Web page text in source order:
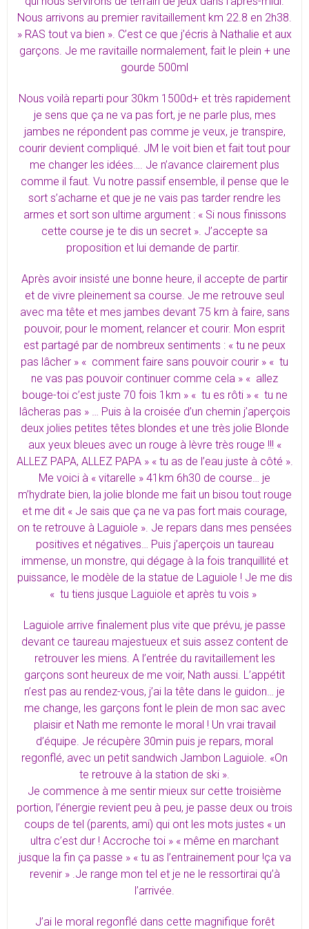
Nous arrivons au premier ravitaillement km 22.8 en 2h38.
» RAS tout va bien ». C’est ce que j’écris à Nathalie et aux
garçons. Je me ravitaille normalement, fait le plein + une
gourde 500ml
Nous voilà reparti pour 30km 1500d+ et très rapidement
je sens que ça ne va pas fort, je ne parle plus, mes
jambes ne répondent pas comme je veux, je transpire,
courir devient compliqué. JM le voit bien et fait tout pour
me changer les idées…. Je n’avance clairement plus
comme il faut. Vu notre passif ensemble, il pense que le
sort s’acharne et que je ne vais pas tarder rendre les
armes et sort son ultime argument : « Si nous finissons
cette course je te dis un secret ». J’accepte sa
proposition et lui demande de partir.
Après avoir insisté une bonne heure, il accepte de partir
et de vivre pleinement sa course. Je me retrouve seul
avec ma tête et mes jambes devant 75 km à faire, sans
pouvoir, pour le moment, relancer et courir. Mon esprit
est partagé par de nombreux sentiments : « tu ne peux
pas lâcher » « comment faire sans pouvoir courir » « tu
ne vas pas pouvoir continuer comme cela » « allez
bouge-toi c’est juste 70 fois 1km » « tu es rôti » « tu ne
lâcheras pas » … Puis à la croisée d’un chemin j’aperçois
deux jolies petites têtes blondes et une très jolie Blonde
aux yeux bleues avec un rouge à lèvre très rouge !!! «
ALLEZ PAPA, ALLEZ PAPA » « tu as de l’eau juste à côté ».
Me voici à « vitarelle » 41km 6h30 de course… je
m’hydrate bien, la jolie blonde me fait un bisou tout rouge
et me dit « Je sais que ça ne va pas fort mais courage,
on te retrouve à Laguiole ». Je repars dans mes pensées
positives et négatives… Puis j’aperçois un taureau
immense, un monstre, qui dégage à la fois tranquillité et
puissance, le modèle de la statue de Laguiole ! Je me dis
« tu tiens jusque Laguiole et après tu vois »
Laguiole arrive finalement plus vite que prévu, je passe
devant ce taureau majestueux et suis assez content de
retrouver les miens. A l’entrée du ravitaillement les
garçons sont heureux de me voir, Nath aussi. L’appétit
n’est pas au rendez-vous, j’ai la tête dans le guidon… je
me change, les garçons font le plein de mon sac avec
plaisir et Nath me remonte le moral ! Un vrai travail
d’équipe. Je récupère 30min puis je repars, moral
regonflé, avec un petit sandwich Jambon Laguiole. «On
te retrouve à la station de ski ».
Je commence à me sentir mieux sur cette troisième
portion, l’énergie revient peu à peu, je passe deux ou trois
coups de tel (parents, ami) qui ont les mots justes « un
ultra c’est dur ! Accroche toi » « même en marchant
jusque la fin ça passe » « tu as l’entrainement pour !ça va
revenir » .Je range mon tel et je ne le ressortirai qu’à
l’arrivée.
J’ai le moral regonflé dans cette magnifique forêt